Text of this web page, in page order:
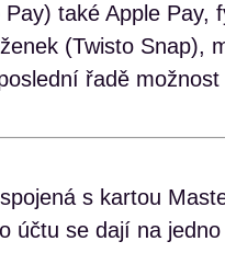
také Apple Pay,
(Twisto Snap),
řadě
s kartou
účtu se dají na